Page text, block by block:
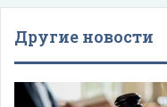
Другие новости